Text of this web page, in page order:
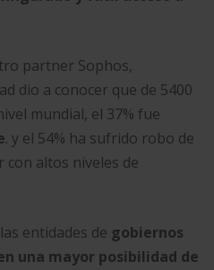
partner Sophos,
dio a conocer que de 5400
mundial, el 37% fue
. y el 54% ha sufrido robo de
altos niveles de
entidades de gobiernos
una mayor posibilidad de